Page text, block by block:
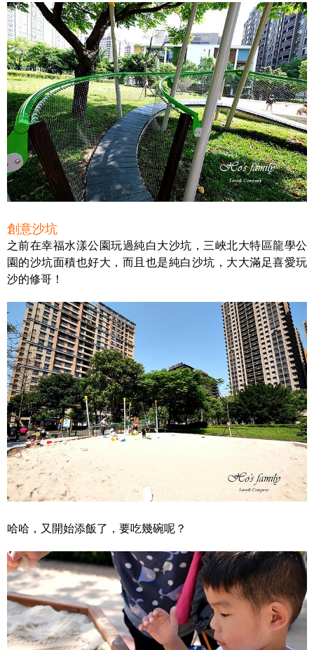
創意沙坑
之前在幸福水漾公園玩過純白大沙坑，三峽北大特區龍學公
園的沙坑面積也好大，而且也是純白沙坑，大大滿足喜愛玩
沙的修哥！
哈哈，又開始添飯了，要吃幾碗呢？